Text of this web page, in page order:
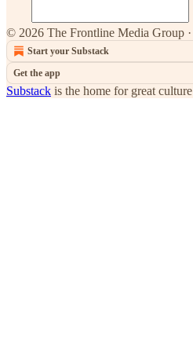
© 2026 The Frontline Media Group ·
Start your Substack
Get the app
Substack is the home for great culture